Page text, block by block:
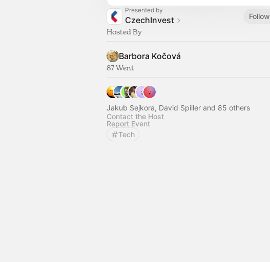
Presented by
CzechInvest
Follow
Hosted By
Barbora Kočová
87 Went
Jakub Sejkora, David Spiller and 85 others
Contact the Host
Report Event
Tech